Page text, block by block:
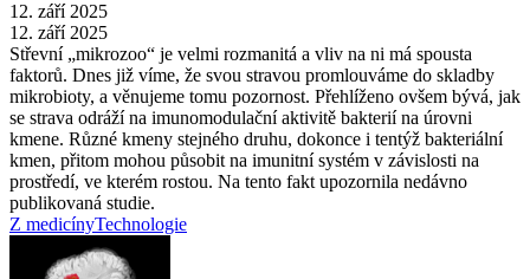
12. září 2025
12. září 2025
Střevní „mikrozoo“ je velmi rozmanitá a vliv na ni má spousta
faktorů. Dnes již víme, že svou stravou promlouváme do skladby
mikrobioty, a věnujeme tomu pozornost. Přehlíženo ovšem bývá, jak
se strava odráží na imunomodulační aktivitě bakterií na úrovni
kmene. Různé kmeny stejného druhu, dokonce i tentýž bakteriální
kmen, přitom mohou působit na imunitní systém v závislosti na
prostředí, ve kterém rostou. Na tento fakt upozornila nedávno
publikovaná studie.
Z medicínyTechnologie